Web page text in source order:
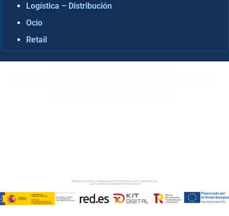
Logística – Distribución
Ocio
Retail